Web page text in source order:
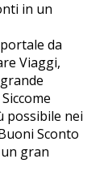
in un
da
Viaggi,
possibile nei
Sconto
gran